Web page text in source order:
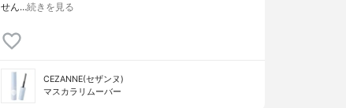
せん…続きを見る
CEZANNE(セザンヌ)
マスカラリムーバー